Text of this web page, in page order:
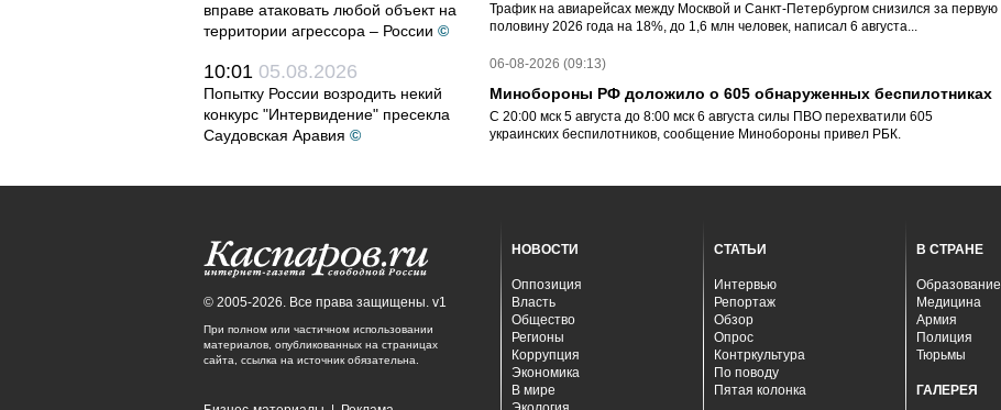
вправе атаковать любой объект на
территории агрессора – России ©
10:01 05.08.2026
Попытку России возродить некий
конкурс "Интервидение" пресекла
Саудовская Аравия ©
Трафик на авиарейсах между Москвой и Санкт-Петербургом снизился за первую
половину 2026 года на 18%, до 1,6 млн человек, написал 6 августа...
06-08-2026 (09:13)
Минобороны РФ доложило о 605 обнаруженных беспилотниках
С 20:00 мск 5 августа до 8:00 мск 6 августа силы ПВО перехватили 605
украинских беспилотников, сообщение Минобороны привел РБК.
© 2005-2026. Все права защищены. v1
При полном или частичном использовании
материалов, опубликованных на страницах
сайта, ссылка на источник обязательна.
НОВОСТИ
Оппозиция
Власть
Общество
Регионы
Коррупция
Экономика
В мире
СТАТЬИ
Интервью
Репортаж
Обзор
Опрос
Контркультура
По поводу
Пятая колонка
В СТРАНЕ
Образование
Медицина
Армия
Полиция
Тюрьмы
ГАЛЕРЕЯ